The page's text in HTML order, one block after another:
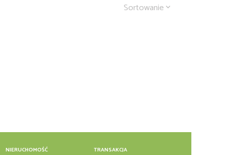
Sortowanie
NIERUCHOMOŚĆ TRANSAKCJA